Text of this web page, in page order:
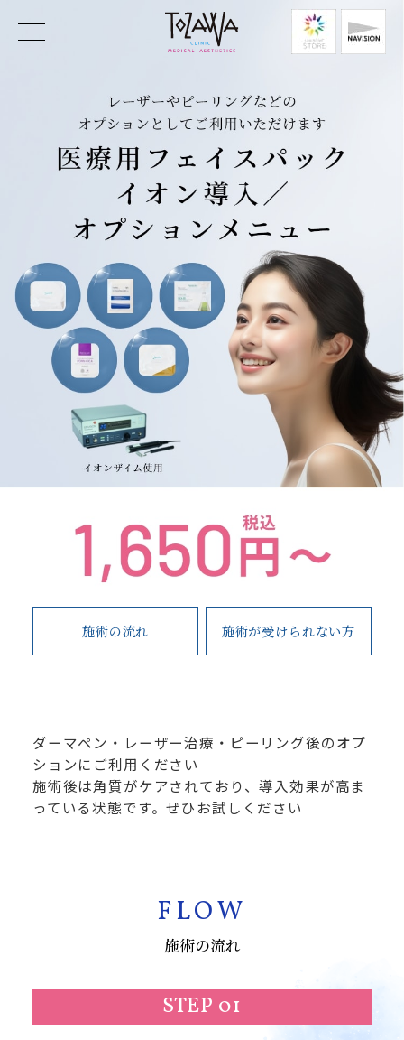
施術の流れ 施術が受けられない方
ダーマペン・レーザー治療・ピーリング後のオプ
ションにご利用ください
施術後は角質がケアされており、導入効果が高ま
っている状態です。ぜひお試しください
FLOW
施術の流れ
STEP 01